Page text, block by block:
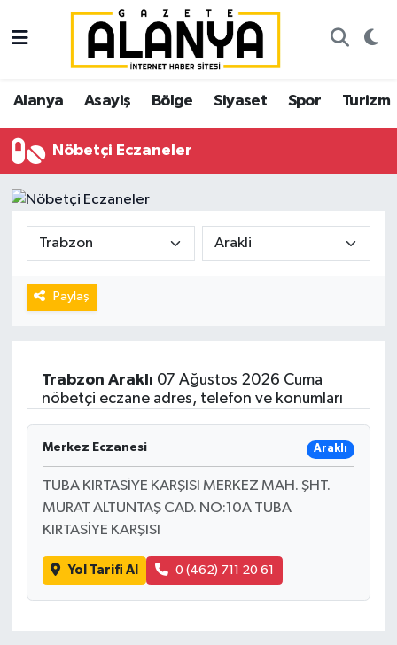
Alanya Asayiş Bölge Siyaset Spor Turizm
Nöbetçi Eczaneler
Paylaş
Trabzon Araklı 07 Ağustos 2026 Cuma
nöbetçi eczane adres, telefon ve konumları
Merkez Eczanesi Araklı
TUBA KIRTASİYE KARŞISI MERKEZ MAH. ŞHT.
MURAT ALTUNTAŞ CAD. NO:10A TUBA
KIRTASİYE KARŞISI
Yol Tarifi Al 0 (462) 711 20 61
Alanya
Asayiş
Bölge
Siyaset
Spor
Turizm
Gazipaşa
İstanbul Nöbetçi Eczaneler
İstanbul Hava Durumu
İstanbul Trafik Yoğunluk Haritası
Süper Lig Puan Durumu ve Fikstür
Tüm Manşetler
Son Dakika Haberleri